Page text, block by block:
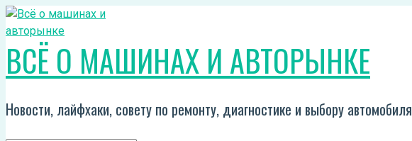
Перейти
к
контенту
ВСЁ О МАШИНАХ И АВТОРЫНКЕ
Новости, лайфхаки, совету по ремонту, диагностике и выбору автомобиля